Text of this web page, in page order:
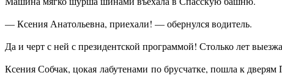
— Ксения Анатольевна, приехали! — обернулся водитель.
Да и черт с ней с президентской программой! Столько лет
Ксения Собчак, цокая лабутенами по брусчатке, пошла к дверям